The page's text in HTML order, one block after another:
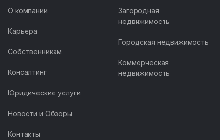
О компании
Карьера
Собственникам
Консалтинг
Юридические услуги
Новости и Обзоры
Контакты
Загородная
недвижимость
Городская недвижимость
Коммерческая
недвижимость